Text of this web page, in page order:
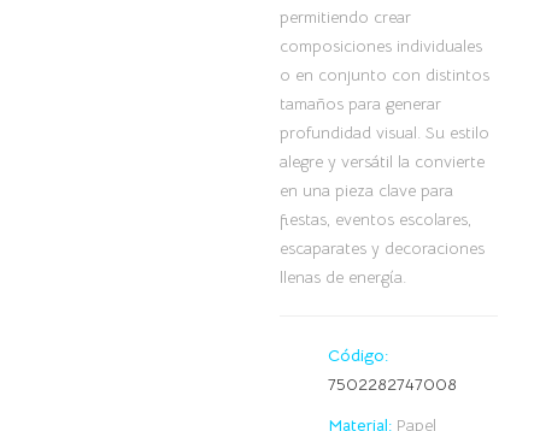
permitiendo crear
composiciones individuales
o en conjunto con distintos
tamaños para generar
profundidad visual. Su estilo
alegre y versátil la convierte
en una pieza clave para
fiestas, eventos escolares,
escaparates y decoraciones
llenas de energía.
Código:
7502282747008
Material: Papel